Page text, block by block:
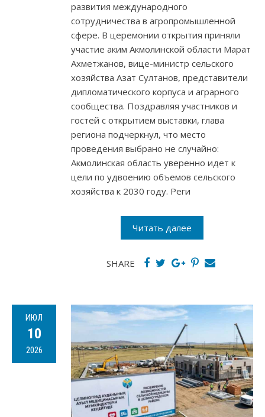
развития международного
сотрудничества в агропромышленной
сфере. В церемонии открытия приняли
участие аким Акмолинской области Марат
Ахметжанов, вице-министр сельского
хозяйства Азат Султанов, представители
дипломатического корпуса и аграрного
сообщества. Поздравляя участников и
гостей с открытием выставки, глава
региона подчеркнул, что место
проведения выбрано не случайно:
Акмолинская область уверенно идет к
цели по удвоению объемов сельского
хозяйства к 2030 году. Реги
Читать далее
SHARE
ИЮЛ
10
2026